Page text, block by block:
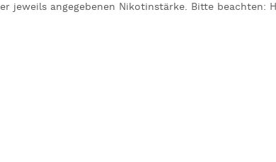
jeweils angegebenen Nikotinstärke. Bitte beachten: